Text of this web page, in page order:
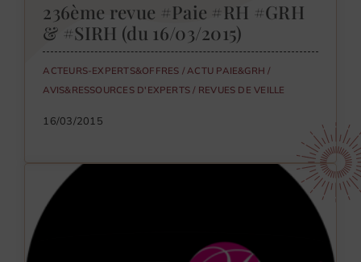
236ème revue #Paie #RH #GRH
& #SIRH (du 16/03/2015)
ACTEURS-EXPERTS&OFFRES /ACTU PAIE&GRH /
AVIS&RESSOURCES D'EXPERTS / REVUES DE VEILLE
16/03/2015